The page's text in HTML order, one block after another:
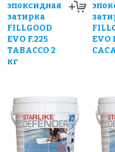
эпоксидная
затирка
FILLGOOD
EVO F.225
TABACCO 2
кг
EVO